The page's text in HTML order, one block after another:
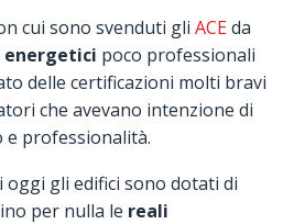
cui sono svenduti gli ACEda
poco professionali
delle certificazioni molti bravi
che avevano intenzione di
professionalità.
gli edifici sono dotati di
per nulla le reali